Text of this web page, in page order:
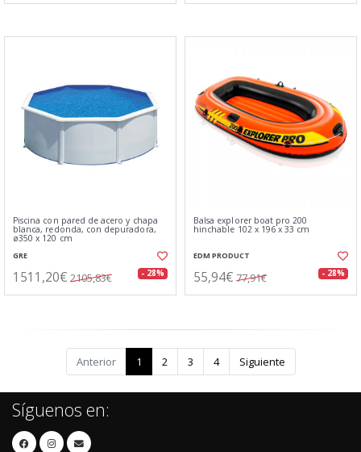
Piscina con pared de acero y chapa
blanca, redonda, con depuradora,
ø350 x 120 cm
GRE
1511,20€ 2105,83€ - 28%
Balsa explorer boat pro 200
hinchable 102 x 196 x 33 cm
EDM PRODUCT
55,94€ 77,91€ - 28%
Anterior 1 2 3 4 Siguiente
Síguenos en: